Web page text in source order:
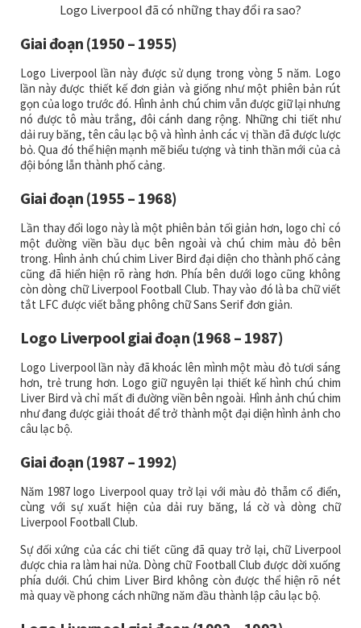
Logo Liverpool đã có những thay đổi ra sao?
Giai đoạn (1950 – 1955)
Logo Liverpool lần này được sử dụng trong vòng 5 năm. Logo
lần này được thiết kế đơn giản và giống như một phiên bản rút
gọn của logo trước đó. Hình ảnh chú chim vẫn được giữ lại nhưng
nó được tô màu trắng, đôi cánh dang rộng. Những chi tiết như
dải ruy băng, tên câu lạc bộ và hình ảnh các vị thần đã được lược
bỏ. Qua đó thể hiện mạnh mẽ biểu tượng và tinh thần mới của cả
đội bóng lẫn thành phố cảng.
Giai đoạn (1955 – 1968)
Lần thay đổi logo này là một phiên bản tối giản hơn, logo chỉ có
một đường viền bầu dục bên ngoài và chú chim màu đỏ bên
trong. Hình ảnh chú chim Liver Bird đại diện cho thành phố cảng
cũng đã hiển hiện rõ ràng hơn. Phía bên dưới logo cũng không
còn dòng chữ Liverpool Football Club. Thay vào đó là ba chữ viết
tắt LFC được viết bằng phông chữ Sans Serif đơn giản.
Logo Liverpool giai đoạn (1968 – 1987)
Logo Liverpool lần này đã khoác lên mình một màu đỏ tươi sáng
hơn, trẻ trung hơn. Logo giữ nguyên lại thiết kế hình chú chim
Liver Bird và chỉ mất đi đường viền bên ngoài. Hình ảnh chú chim
như đang được giải thoát để trở thành một đại diện hình ảnh cho
câu lạc bộ.
Giai đoạn (1987 – 1992)
Năm 1987 logo Liverpool quay trở lại với màu đỏ thẫm cổ điển,
cùng với sự xuất hiện của dải ruy băng, lá cờ và dòng chữ
Liverpool Football Club.
Sự đối xứng của các chi tiết cũng đã quay trở lại, chữ Liverpool
được chia ra làm hai nửa. Dòng chữ Football Club được dời xuống
phía dưới. Chú chim Liver Bird không còn được thể hiện rõ nét
mà quay về phong cách những năm đầu thành lập câu lạc bộ.